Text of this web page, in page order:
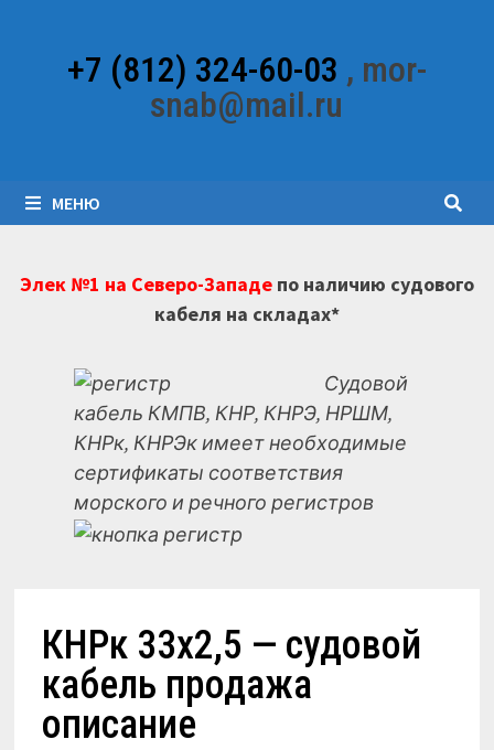
содержимому+7 (812) 324-60-03 , mor-
snab@mail.ru
МЕНЮ
Элек №1 на Северо-Западепо наличию судового
кабеля на складах*
Судовой
кабель КМПВ, КНР, КНРЭ, НРШМ,
КНРк, КНРЭк имеет необходимые
сертификаты соответствия
морского и речного регистров
КНРк 33х2,5 — судовой
кабель продажа
описание